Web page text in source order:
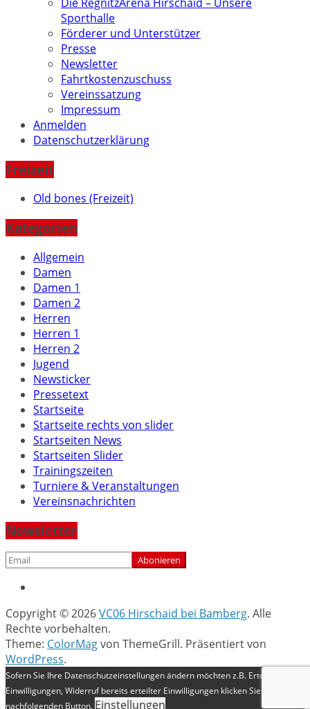
Sporthalle
Förderer und Unterstützer
Presse
Newsletter
Fahrtkostenzuschuss
Vereinssatzung
Impressum
Anmelden
Datenschutzerklärung
Freizeit
Old bones (Freizeit)
Kategorien
Allgemein
Damen
Damen 1
Damen 2
Herren
Herren 1
Herren 2
Jugend
Newsticker
Pressetext
Startseite
Startseite rechts von slider
Startseiten News
Startseiten Slider
Trainingszeiten
Turniere & Veranstaltungen
Vereinsnachrichten
Newsletter
Copyright © 2026VC06 Hirschaid bei Bamberg. Alle
Rechte vorbehalten.
Theme: ColorMagvon ThemeGrill. Präsentiert von
WordPress.
Sofern Sie Ihre Datenschutzeinstellungen ändern möchten z.B. Erteilung von
Einwilligungen, Widerruf bereits erteilter Einwilligungen klicken Sie auf
nachfolgenden Button. Einstellungen